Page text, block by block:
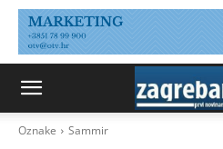
Oznake Sammir